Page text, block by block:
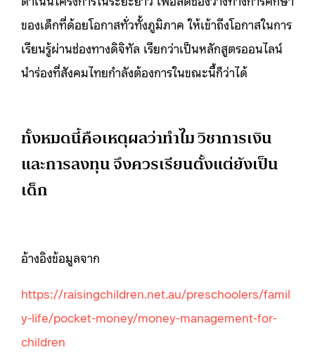
ของเด็กที่ด้อยโอกาสทั่วทั้งภูมิภาค ให้เข้าถึงโอกาสในการ
เรียนรู้ผ่านช่องทางดิจิทัล เรียกว่าเป็นหลักสูตรออนไลน์
นำร่องที่สังคมไทยกำลังต้องการในขณะนี้ก็ว่าได้
ทั้งหมดนี้คือเหตุผลว่าทำไม วิชาการเงิน
และการลงทุน จึงควรเรียนตั้งแต่ยังเป็น
เด็ก
อ้างอิงข้อมูลจาก
https://raisingchildren.net.au/preschoolers/famil
y-life/pocket-money/money-management-for-
children